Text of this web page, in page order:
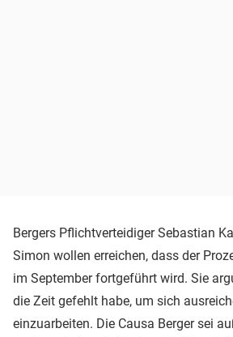
Bergers Pflichtverteidiger Sebastian
Simon wollen erreichen, dass der
im September fortgeführt wird. Sie
die Zeit gefehlt habe, um sich
einzuarbeiten. Die Causa Berger sei